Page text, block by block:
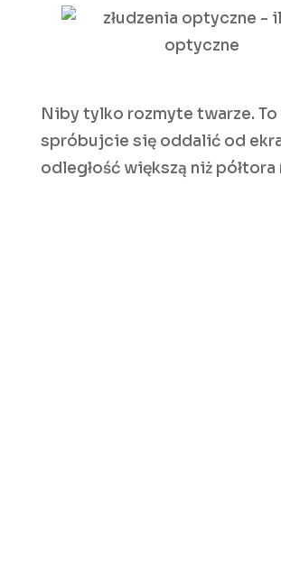
Niby tylko rozmyte twarze. To
spróbujcie się oddalić od
odległość większą niż półtora